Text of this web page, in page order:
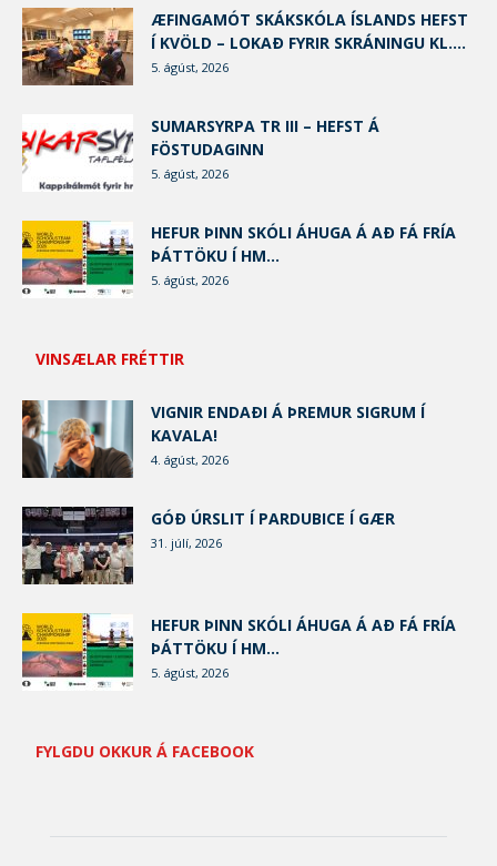
ÆFINGAMÓT SKÁKSKÓLA ÍSLANDS HEFST
Í KVÖLD – LOKAÐ FYRIR SKRÁNINGU KL....
5. ágúst, 2026
SUMARSYRPA TR III – HEFST Á
FÖSTUDAGINN
5. ágúst, 2026
HEFUR ÞINN SKÓLI ÁHUGA Á AÐ FÁ FRÍA
ÞÁTTÖKU Í HM...
5. ágúst, 2026
VINSÆLAR FRÉTTIR
VIGNIR ENDAÐI Á ÞREMUR SIGRUM Í
KAVALA!
4. ágúst, 2026
GÓÐ ÚRSLIT Í PARDUBICE Í GÆR
31. júlí, 2026
HEFUR ÞINN SKÓLI ÁHUGA Á AÐ FÁ FRÍA
ÞÁTTÖKU Í HM...
5. ágúst, 2026
FYLGDU OKKUR Á FACEBOOK